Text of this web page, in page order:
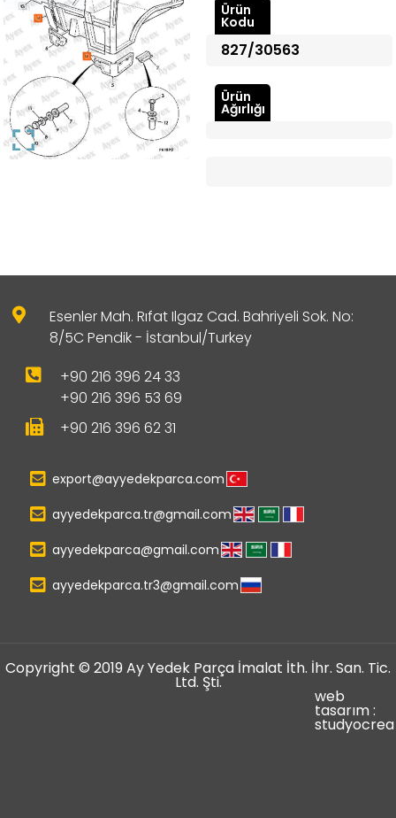
Ürün
Kodu
827/30563
Ürün
Ağırlığı
Esenler Mah. Rıfat Ilgaz Cad. Bahriyeli Sok. No:
8/5C Pendik - İstanbul/Turkey
+90 216 396 24 33
+90 216 396 53 69
+90 216 396 62 31
export@ayyedekparca.com
ayyedekparca.tr@gmail.com
ayyedekparca@gmail.com
ayyedekparca.tr3@gmail.com
Copyright © 2019 Ay Yedek Parça İmalat İth. İhr. San. Tic.
Ltd. Şti.
web
tasarım :
studyocrea